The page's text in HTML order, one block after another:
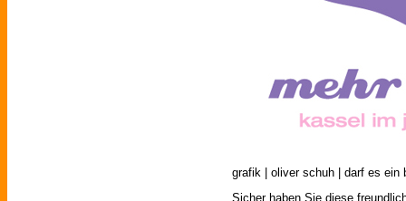
grafik | oliver schuh | darf es ein
Sicher haben Sie diese